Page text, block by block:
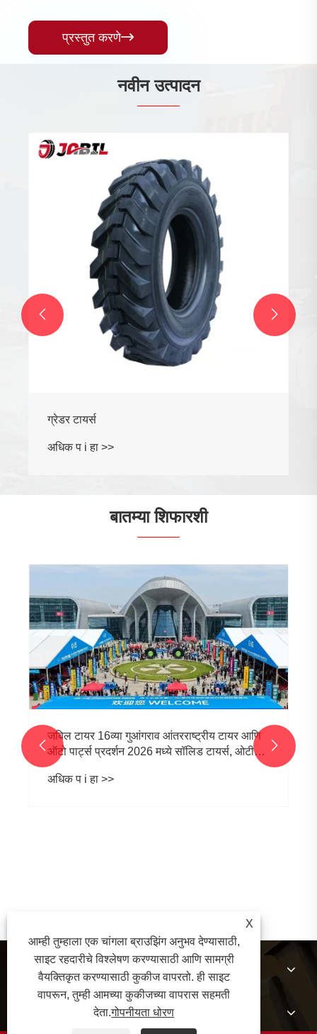
प्रस्तुत करणे
नवीन उत्पादन
ग्रेडर टायर्स
अधिक प i हा >>
 
बातम्या शिफारशी
जबिल टायर 16व्या गुआंगराव आंतरराष्ट्रीय टायर आणि
ऑटो पार्ट्स प्रदर्शन 2026 मध्ये सॉलिड टायर्स, ओटीआर
टायर्स आणि इनर ट्यूब्स प्रदर्शित करेल
अधिक प i हा >>
 
आमच्याबद्दल
X
आम्ही तुम्हाला एक चांगला ब्राउझिंग अनुभव देण्यासाठी,
साइट रहदारीचे विश्लेषण करण्यासाठी आणि सामग्री
वैयक्तिकृत करण्यासाठी कुकीज वापरतो. ही साइट
वापरून, तुम्ही आमच्या कुकीजच्या वापरास सहमती
देता.गोपनीयता धोरण